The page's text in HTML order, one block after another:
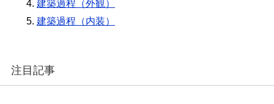
建築過程（外観）
建築過程（内装）
注目記事